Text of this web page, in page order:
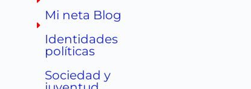
Mi neta Blog
Identidades
políticas
Sociedad y